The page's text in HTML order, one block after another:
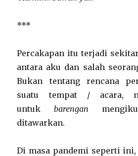
***
Percakapan itu terjadi
antara aku dan salah
Bukan tentang rencana
suatu tempat / acara,
untukbarengan
ditawarkan.
Di masa pandemi seperti